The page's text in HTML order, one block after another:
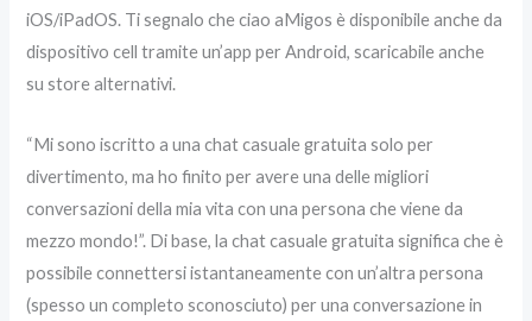
iOS/iPadOS. Ti segnalo che ciao aMigos è disponibile anche da
dispositivo cell tramite un’app per Android, scaricabile anche
su store alternativi.
“Mi sono iscritto a una chat casuale gratuita solo per
divertimento, ma ho finito per avere una delle migliori
conversazioni della mia vita con una persona che viene da
mezzo mondo!”. Di base, la chat casuale gratuita significa che è
possibile connettersi istantaneamente con un’altra persona
(spesso un completo sconosciuto) per una conversazione in